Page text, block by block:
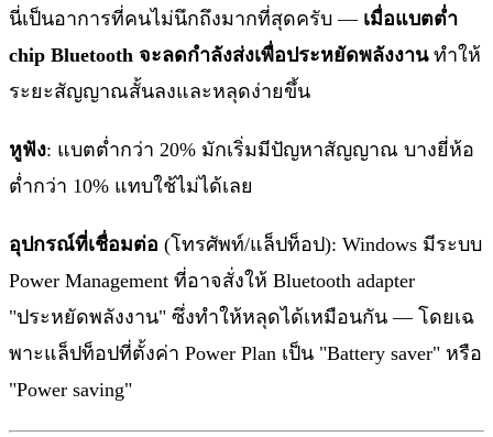
นี่เป็นอาการที่คนไม่นึกถึงมากที่สุดครับ — เมื่อแบตต่ำ
chip Bluetooth จะลดกำลังส่งเพื่อประหยัดพลังงานทำให้
ระยะสัญญาณสั้นลงและหลุดง่ายขึ้น
หูฟัง: แบตต่ำกว่า 20% มักเริ่มมีปัญหาสัญญาณ บางยี่ห้อ
ต่ำกว่า 10% แทบใช้ไม่ได้เลย
อุปกรณ์ที่เชื่อมต่อ (โทรศัพท์/แล็ปท็อป): Windows มีระบบ
Power Management ที่อาจสั่งให้ Bluetooth adapter
"ประหยัดพลังงาน" ซึ่งทำให้หลุดได้เหมือนกัน — โดยเฉ
พาะแล็ปท็อปที่ตั้งค่า Power Plan เป็น "Battery saver" หรือ
"Power saving"